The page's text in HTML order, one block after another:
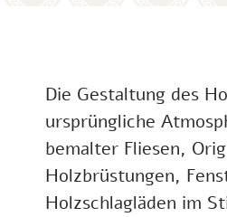
Die Gestaltung des
ursprüngliche
bemalter Fliesen,
Holzbrüstungen,
Holzschlagläden im